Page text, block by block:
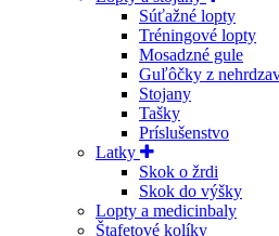
Súťažné lopty
Tréningové lopty
Mosadzné gule
Guľôčky z
Stojany
Tašky
Príslušenstvo
Latky
Skok o žrdi
Skok do výšky
Lopty a medicinbaly
Štafetové kolíky